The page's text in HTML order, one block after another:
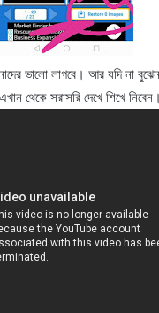
ভালো লাগবে। আর যদি না বুঝেন
থেকে সরাসরি দেখে শিখে নিবেন।